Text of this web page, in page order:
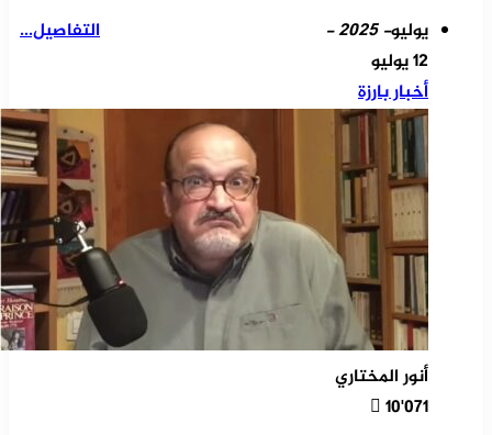
التفاصيل...
يوليو- 2025 -
12 يوليو
أخبار بارزة
أنور المختاري
10٬071